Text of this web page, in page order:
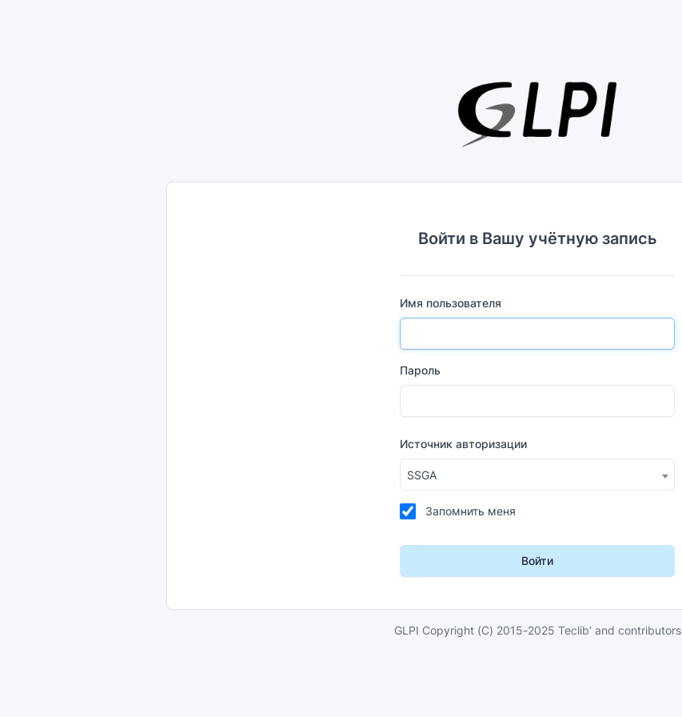
Войти в Вашу учётную запись
Имя пользователя
Пароль
Источник авторизации
SSGA
Запомнить меня
Войти
GLPI Copyright (C) 2015-2025 Teclib' and contributors